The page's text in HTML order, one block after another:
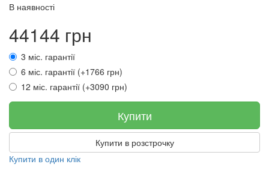
В наявності
44144 грн
3 міс. гарантії
6 міс. гарантії (+1766 грн)
12 міс. гарантії (+3090 грн)
Купити
Купити в розстрочку
Купити в один клік